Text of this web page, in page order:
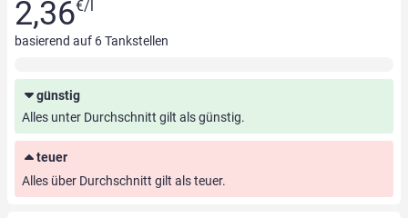
2,36€/l
basierend auf 6Tankstellen
günstig
Alles unter Durchschnitt gilt als günstig.
teuer
Alles über Durchschnitt gilt als teuer.